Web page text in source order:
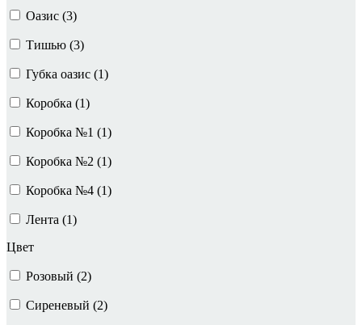
Оазис (3)
Тишью (3)
Губка оазис (1)
Коробка (1)
Коробка №1 (1)
Коробка №2 (1)
Коробка №4 (1)
Лента (1)
Цвет
Розовый (2)
Сиреневый (2)